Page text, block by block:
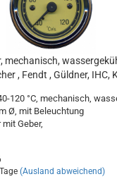
mechanisch,
, Fendt , Güldner, IHC,
120 °C, mechanisch,
Ø, mit Beleuchtung
mit Geber,
(Ausland abweichend)